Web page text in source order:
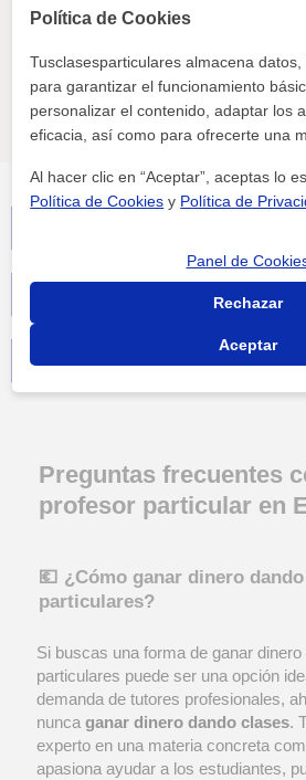
31/07
... 3 4 5 6 7 8
Materias con mayor demanda de
Grupos de materias
Preguntas frecuentes
profesor particular en
💶​ ¿Cómo ganar dinero
particulares?
Si buscas una forma de ganar
particulares puede ser una opción
demanda de tutores profesionales,
nunca ganar dinero dando clases.
experto en una materia concreta
apasiona ayudar a los estudiantes,
Política de Cookies
Tusclasesparticulares almacena datos,
para garantizar el funcionamiento
personalizar el contenido, adaptar los
eficacia, así como para ofrecerte una
Al hacer clic en “Aceptar”, aceptas lo
Política de Cookies y Política de
Panel de
Rechazar
Aceptar